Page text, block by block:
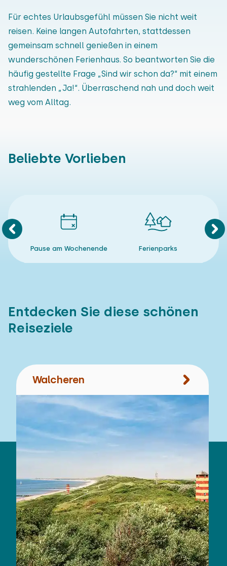
Für echtes Urlaubsgefühl müssen Sie nicht weit
reisen. Keine langen Autofahrten, stattdessen
gemeinsam schnell genießen in einem
wunderschönen Ferienhaus. So beantworten Sie die
häufig gestellte Frage „Sind wir schon da?“ mit einem
strahlenden „Ja!“. Überraschend nah und doch weit
weg vom Alltag.
Beliebte Vorlieben
Pause am Wochenende Ferienparks
Entdecken Sie diese schönen
Reiseziele
Walcheren